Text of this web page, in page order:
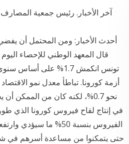
أحدث الأخبار: ومن المحتمل أن
في إنتاج لقاح فيروس كورونا الذي
الفيروس بنسبة 50%
حتى يتمكنوا من مساعدة أسرهم في